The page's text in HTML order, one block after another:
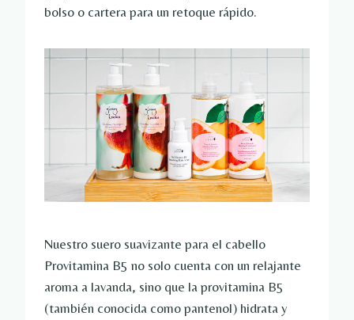
bolso o cartera para un retoque rápido.
Nuestro suero suavizante para el cabello
Provitamina B5 no solo cuenta con un relajante
aroma a lavanda, sino que la provitamina B5
(también conocida como pantenol) hidrata y